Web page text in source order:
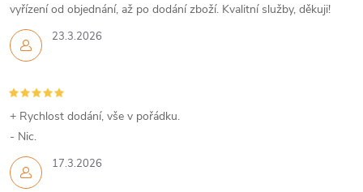
23.3.2026
vyřízení od objednání, až po dodání zboží. Kvalitní služby, děkuji!
17.3.2026
+ Rychlost dodání, vše v pořádku.
- Nic.